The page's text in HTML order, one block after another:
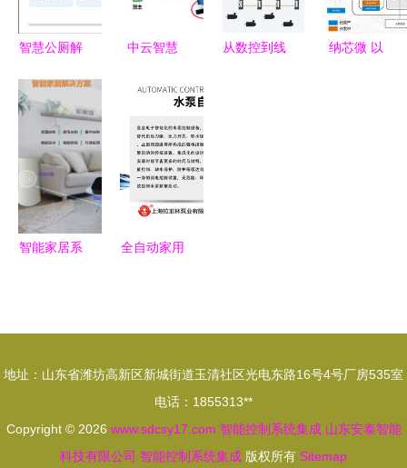
趋势
智慧公厕解
集成、好使
用的智能硬
件与智能控
制系统
中云智慧
仓储管理系
统发布 重
塑仓储物流
动能，集成
智能控制新
高度
从数控到线
纳芯微 以
智能家居系
要素与实践
全自动家用
应用
地址：山东省潍坊高新区新城街道玉清社区光电东路16号4号厂房535室
电话：1855313**
Copyright © 2026 www.sdcsy17.com 智能控制系统集成 山东安泰智能
科技有限公司 智能控制系统集成 版权所有 Sitemap